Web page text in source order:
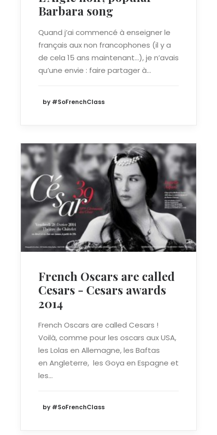
Barbara song
Quand j’ai commencé à enseigner le
français aux non francophones (il y a
de cela 15 ans maintenant...), je n’avais
qu’une envie : faire partager à…
by #SoFrenchClass
French Oscars are called
Cesars - Cesars awards
2014
French Oscars are called Cesars !
Voilà, comme pour les oscars aux USA,
les Lolas en Allemagne, les Baftas
en Angleterre, les Goya en Espagne et
les…
by #SoFrenchClass